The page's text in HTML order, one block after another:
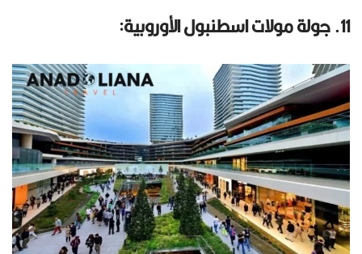
11. جولة مولات اسطنبول الأوروبية: